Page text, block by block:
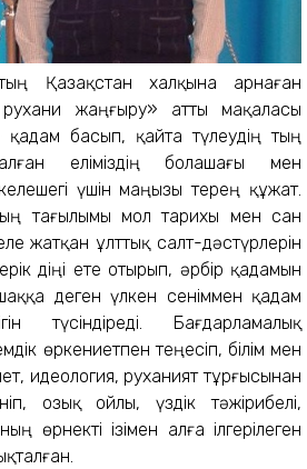
Қазақстан халқына арнаған
жаңғыру» атты мақаласы
басып, қайта түлеудің тың
еліміздің болашағы мен
үшін маңызы терең құжат.
тағылымы мол тарихы мен сан
жатқан ұлттық салт-дәстүрлерін
діңі ете отырып, әрбір қадамын
деген үлкен сеніммен қадам
түсіндіреді. Бағдарламалық
өркениетпен теңесіп, білім мен
идеология, руханият тұрғысынан
озық ойлы, үздік тәжірибелі,
өрнекті ізімен алға ілгерілеген